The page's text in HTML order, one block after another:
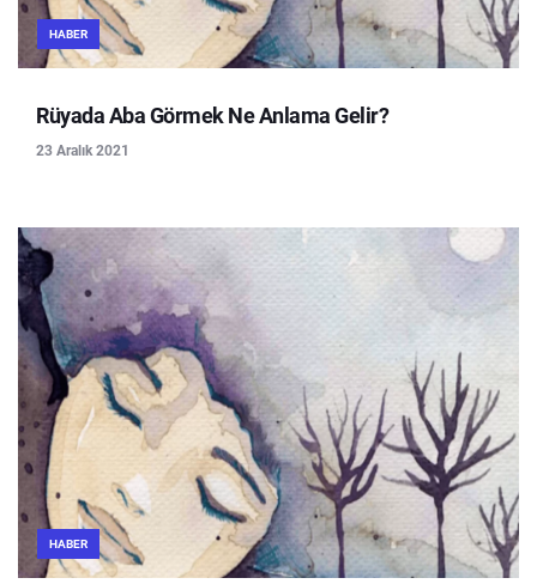
HABER
Rüyada Aba Görmek Ne Anlama Gelir?
23 Aralık 2021
HABER